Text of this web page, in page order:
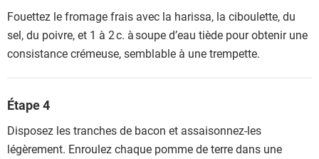
Fouettez le fromage frais avec la harissa, la ciboulette, du
sel, du poivre, et 1 à 2 c. à soupe d’eau tiède pour obtenir une
consistance crémeuse, semblable à une trempette.
Étape 4
Disposez les tranches de bacon et assaisonnez-les
légèrement. Enroulez chaque pomme de terre dans une